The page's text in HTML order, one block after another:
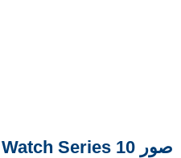
صور Apple Watch Series 10